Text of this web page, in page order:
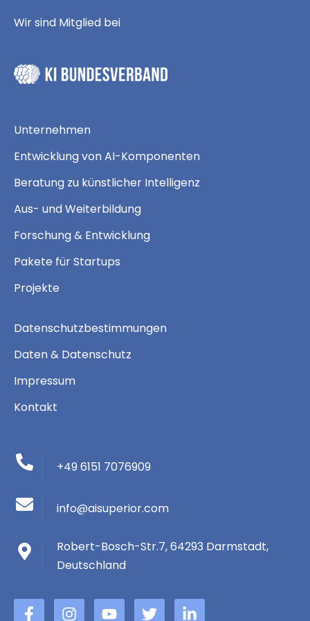
Wir sind Mitglied bei
Unternehmen
Entwicklung von AI-Komponenten
Beratung zu künstlicher Intelligenz
Aus- und Weiterbildung
Forschung & Entwicklung
Pakete für Startups
Projekte
Datenschutzbestimmungen
Daten & Datenschutz
Impressum
Kontakt
+49 6151 7076909
info@aisuperior.com
Robert-Bosch-Str.7, 64293 Darmstadt,
Deutschland
F
B
Y
Þ
L